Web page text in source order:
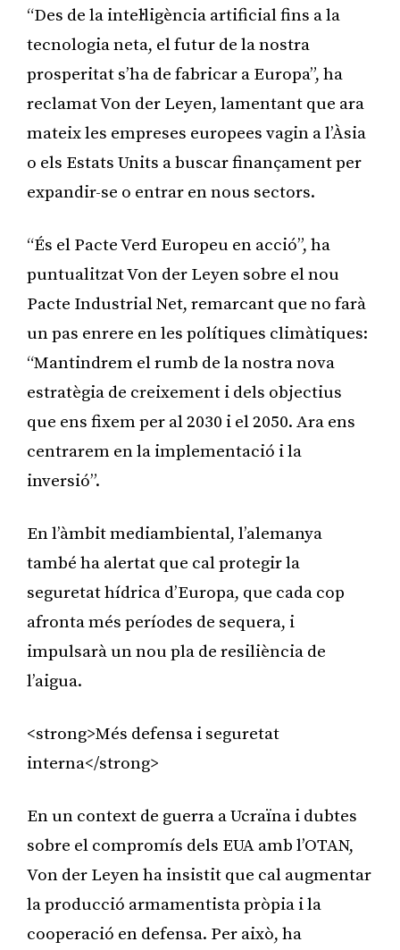
“Des de la intel·ligència artificial fins a la
tecnologia neta, el futur de la nostra
prosperitat s’ha de fabricar a Europa”, ha
reclamat Von der Leyen, lamentant que ara
mateix les empreses europees vagin a l’Àsia
o els Estats Units a buscar finançament per
expandir-se o entrar en nous sectors.
“És el Pacte Verd Europeu en acció”, ha
puntualitzat Von der Leyen sobre el nou
Pacte Industrial Net, remarcant que no farà
un pas enrere en les polítiques climàtiques:
“Mantindrem el rumb de la nostra nova
estratègia de creixement i dels objectius
que ens fixem per al 2030 i el 2050. Ara ens
centrarem en la implementació i la
inversió”.
En l’àmbit mediambiental, l’alemanya
també ha alertat que cal protegir la
seguretat hídrica d’Europa, que cada cop
afronta més períodes de sequera, i
impulsarà un nou pla de resiliència de
l’aigua.
<strong>Més defensa i seguretat
interna</strong>
En un context de guerra a Ucraïna i dubtes
sobre el compromís dels EUA amb l’OTAN,
Von der Leyen ha insistit que cal augmentar
la producció armamentista pròpia i la
cooperació en defensa. Per això, ha